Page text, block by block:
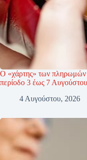
Ο «χάρτης» των
περίοδο 3 έως 7 Αυγούστου
4 Αυγούστου, 2026